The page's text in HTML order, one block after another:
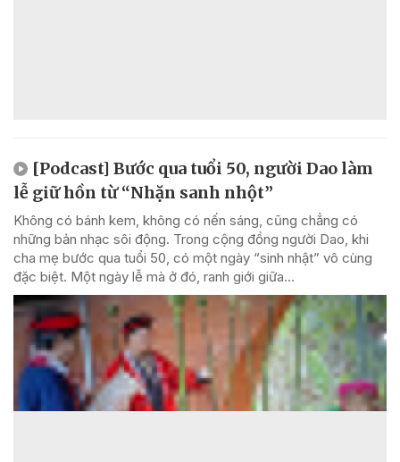
[Podcast] Bước qua tuổi 50, người Dao làm
lễ giữ hồn từ “Nhặn sanh nhột”
Không có bánh kem, không có nến sáng, cũng chẳng có
những bản nhạc sôi động. Trong cộng đồng người Dao, khi
cha mẹ bước qua tuổi 50, có một ngày “sinh nhật” vô cùng
đặc biệt. Một ngày lễ mà ở đó, ranh giới giữa...